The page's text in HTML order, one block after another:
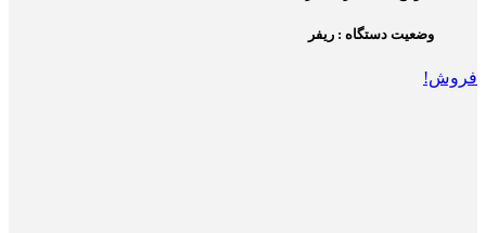
وضعیت دستگاه : ریفر
فروش!